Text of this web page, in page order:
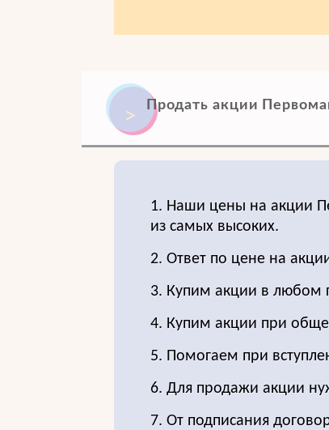
Продать акции
1. Наши цены на акции
из самых высоких.
2. Ответ по цене на
3. Купим акции в любом
4. Купим акции при
5. Помогаем при
6. Для продажи акции
7. От подписания